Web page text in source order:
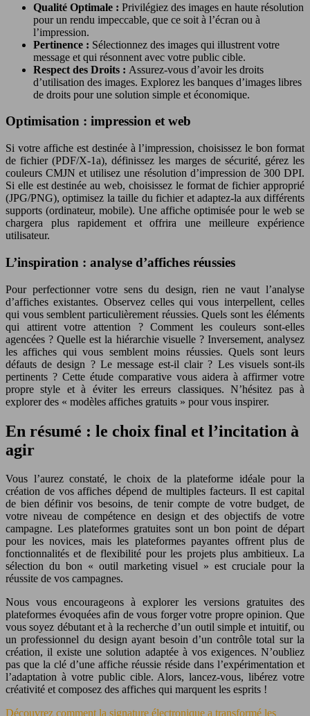
Qualité Optimale : Privilégiez des images en haute résolution
pour un rendu impeccable, que ce soit à l’écran ou à
l’impression.
Pertinence : Sélectionnez des images qui illustrent votre
message et qui résonnent avec votre public cible.
Respect des Droits : Assurez-vous d’avoir les droits
d’utilisation des images. Explorez les banques d’images libres
de droits pour une solution simple et économique.
Optimisation : impression et web
Si votre affiche est destinée à l’impression, choisissez le bon format
de fichier (PDF/X-1a), définissez les marges de sécurité, gérez les
couleurs CMJN et utilisez une résolution d’impression de 300 DPI.
Si elle est destinée au web, choisissez le format de fichier approprié
(JPG/PNG), optimisez la taille du fichier et adaptez-la aux différents
supports (ordinateur, mobile). Une affiche optimisée pour le web se
chargera plus rapidement et offrira une meilleure expérience
utilisateur.
L’inspiration : analyse d’affiches réussies
Pour perfectionner votre sens du design, rien ne vaut l’analyse
d’affiches existantes. Observez celles qui vous interpellent, celles
qui vous semblent particulièrement réussies. Quels sont les éléments
qui attirent votre attention ? Comment les couleurs sont-elles
agencées ? Quelle est la hiérarchie visuelle ? Inversement, analysez
les affiches qui vous semblent moins réussies. Quels sont leurs
défauts de design ? Le message est-il clair ? Les visuels sont-ils
pertinents ? Cette étude comparative vous aidera à affirmer votre
propre style et à éviter les erreurs classiques. N’hésitez pas à
explorer des « modèles affiches gratuits » pour vous inspirer.
En résumé : le choix final et l’incitation à
agir
Vous l’aurez constaté, le choix de la plateforme idéale pour la
création de vos affiches dépend de multiples facteurs. Il est capital
de bien définir vos besoins, de tenir compte de votre budget, de
votre niveau de compétence en design et des objectifs de votre
campagne. Les plateformes gratuites sont un bon point de départ
pour les novices, mais les plateformes payantes offrent plus de
fonctionnalités et de flexibilité pour les projets plus ambitieux. La
sélection du bon « outil marketing visuel » est cruciale pour la
réussite de vos campagnes.
Nous vous encourageons à explorer les versions gratuites des
plateformes évoquées afin de vous forger votre propre opinion. Que
vous soyez débutant et à la recherche d’un outil simple et intuitif, ou
un professionnel du design ayant besoin d’un contrôle total sur la
création, il existe une solution adaptée à vos exigences. N’oubliez
pas que la clé d’une affiche réussie réside dans l’expérimentation et
l’adaptation à votre public cible. Alors, lancez-vous, libérez votre
créativité et composez des affiches qui marquent les esprits !
Découvrez comment la signature électronique a transformé les